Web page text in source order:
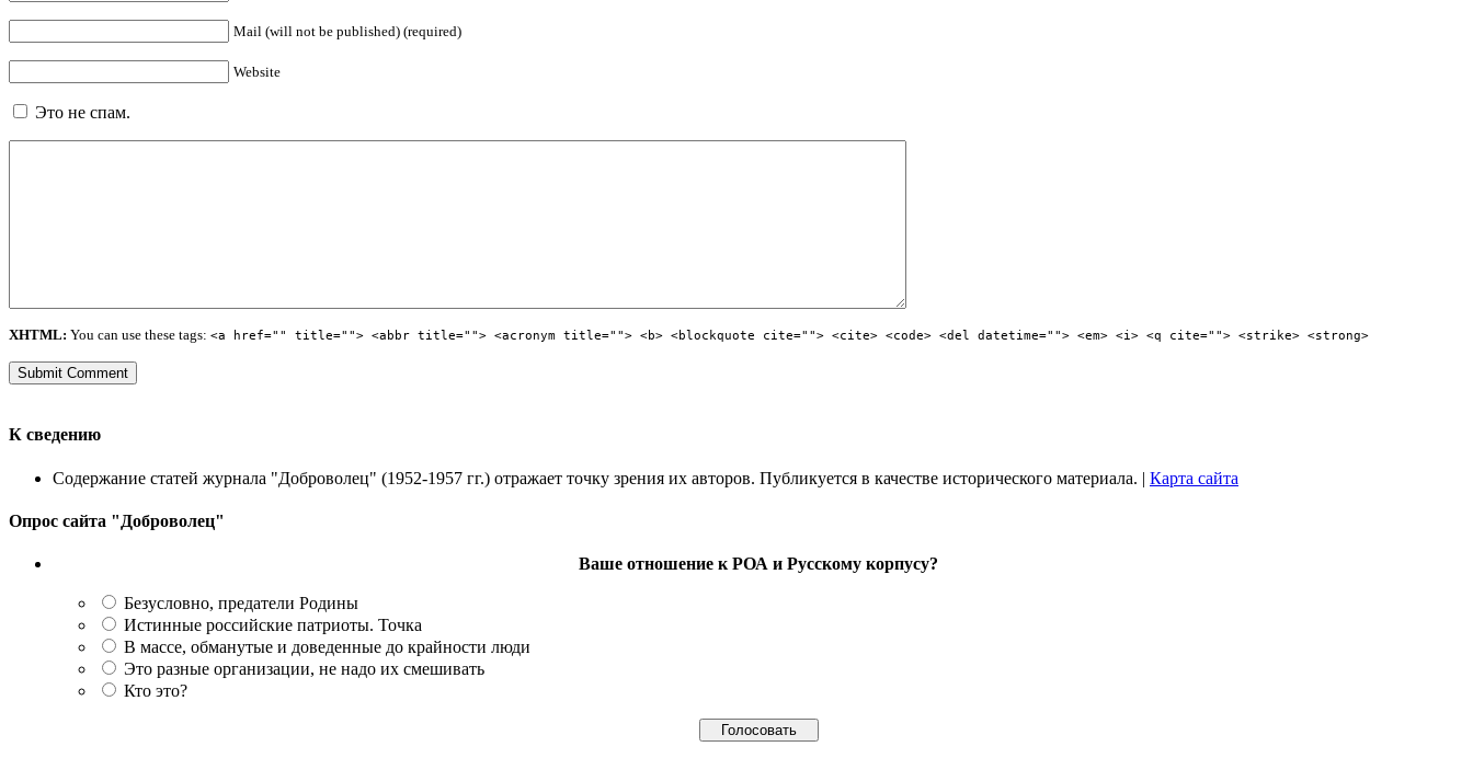
Mail (will not be published) (required)
Website
Это не спам.
XHTML: You can use these tags: <a href="" title=""> <abbr title=""> <acronym title=""> <b> <blockquote cite=""> <cite> <code> <del datetime=""> <em> <i> <q cite=""> <strike> <strong>
К сведению
Содержание статей журнала "Доброволец" (1952-1957 гг.) отражает точку зрения их авторов. Публикуется в качестве исторического материала. | Карта сайта
Опрос сайта "Доброволец"
Ваше отношение к РОА и Русскому корпусу?
Безусловно, предатели Родины
Истинные российские патриоты. Точка
В массе, обманутые и доведенные до крайности люди
Это разные организации, не надо их смешивать
Кто это?